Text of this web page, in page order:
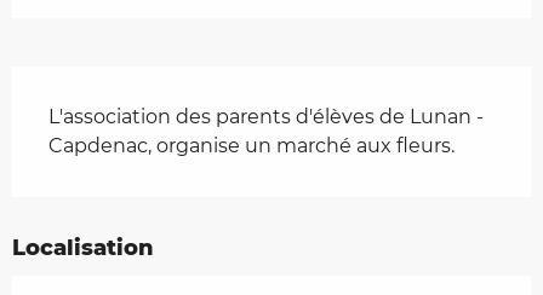
L'association des parents d'élèves de Lunan -
Capdenac, organise un marché aux fleurs.
Localisation